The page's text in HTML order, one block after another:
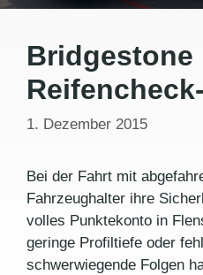
Bridgestone
1. Dezember 2015
Bei der Fahrt mit
Fahrzeughalter ihre
volles Punktekonto in
geringe Profiltiefe oder
schwerwiegende Folgen